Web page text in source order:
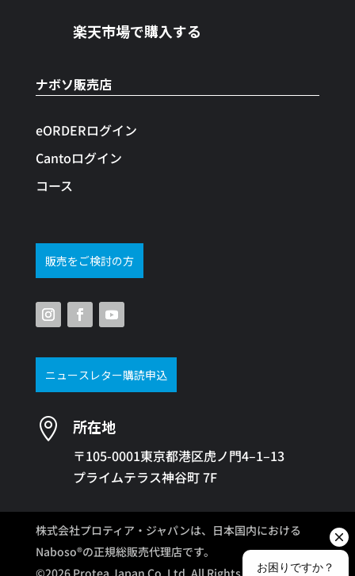
楽天市場で購入する
ナボソ販売店
eORDERログイン
Cantoログイン
コース
販売をご検討の方
ニュースレター購読申込
 所在地
〒105-0001東京都港区虎ノ門4–1–13
プライムテラス神谷町 7F
株式会社プロティア・ジャパンは、日本国内における
Naboso®の正規総販売代理店です。
©2026 Protea Japan Co. Ltd. All Rights Reserved.